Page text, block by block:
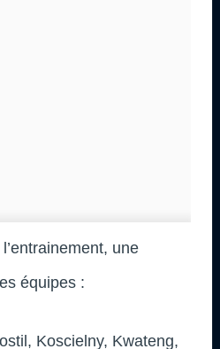
une
équipes :
Koscielny, Kwateng,